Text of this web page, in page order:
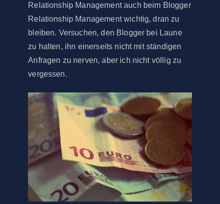
Relationship Management auch beim Blogger
Relationship Management wichtig, dran zu
bleiben. Versuchen, den Blogger bei Laune
zu halten, ihn einerseits nicht mit ständigen
Anfragen zu nerven, aber ich nicht völlig zu
vergessen.